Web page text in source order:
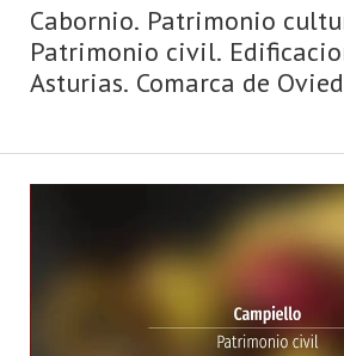
Cabornio. Patrimonio
Patrimonio civil.
Asturias. Comarca de
Prerrománico, fiesta,
Premios Princesa… y
en el concejo de Oviedo,